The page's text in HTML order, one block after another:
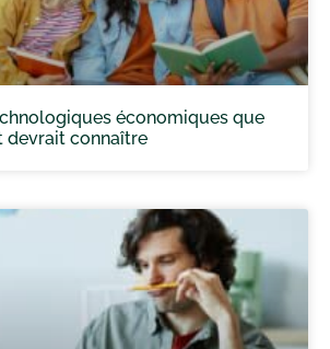
économiques que
devrait connaître